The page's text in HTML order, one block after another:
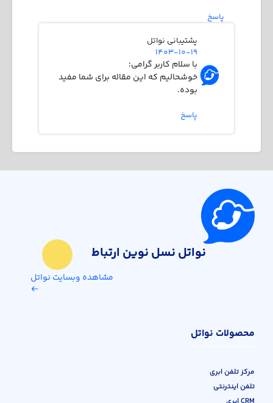
پاسخ
پشتیبانی نواتل
1403-10-19
با سلام کاربر گرامی؛
خوشحالیم که این مقاله برای شما مفید
بوده.
پاسخ
نواتل نسل نوین ارتباط
مشاهده وبسایت نواتل
محصولات نواتل
مرکز تلفن ابری
تلفن اینترنتی